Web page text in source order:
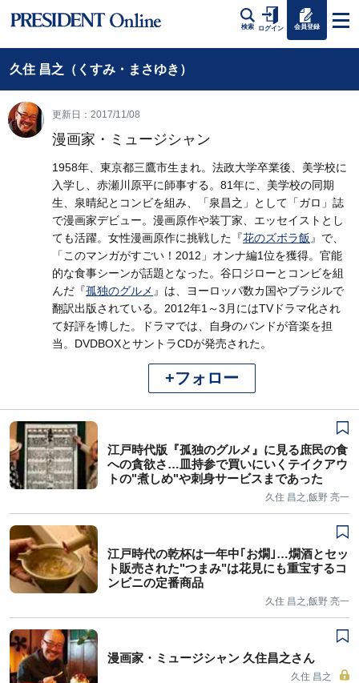
検索 ログイン 会員登録
久住 昌之（くすみ・まさゆき）
更新日：2017/11/08
漫画家・ミュージシャン
1958年、東京都三鷹市生まれ。法政大学卒業後、美学校に
入学し、赤瀬川原平に師事する。81年に、美学校の同期
生、泉晴紀とコンビを組み、「泉昌之」として「ガロ」誌
で漫画家デビュー。漫画原作や装丁家、エッセイストとし
ても活躍。女性漫画原作に挑戦した『花のズボラ飯 』で、
「このマンガがすごい！2012」オンナ編1位を獲得。官能
的な食事シーンが話題となった。谷口ジローとコンビを組
んだ『孤独のグルメ 』は、ヨーロッパ数カ国やブラジルで
翻訳出版されている。2012年1～3月にはTVドラマ化され
て好評を博した。ドラマでは、自身のバンドが音楽を担
当。DVDBOXとサントラCDが発売された。
+フォロー
江戸時代版『孤独のグルメ』に見る庶民の食
への貪欲さ…皿持参で買いにいくテイクアウ
トの"煮しめ"や刺身サービスまであった
久住 昌之,飯野 亮一
江戸時代の乾杯は一年中｢お燗｣…燗酒とセッ
ト販売された"つまみ"は花見にも重宝するコ
ンビニの定番商品
久住 昌之,飯野 亮一
漫画家・ミュージシャン 久住昌之さん
久住 昌之